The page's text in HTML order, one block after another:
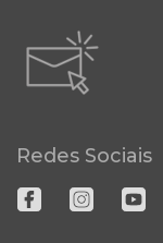
Redes Sociais